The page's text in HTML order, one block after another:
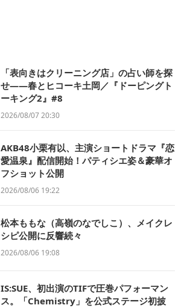
「表向きはクリーニング店」の占い師を探
せ——春とヒコーキ土岡／『ドーピングト
ーキング2』#8
2026/08/07 20:30
AKB48小栗有以、主演ショートドラマ『恋
愛温泉』配信開始！パティシエ姿＆豪華オ
フショット公開
2026/08/06 19:22
松本ももな（高嶺のなでしこ）、メイクレ
シピ公開に反響続々
2026/08/06 19:08
IS:SUE、初出演のTIFで圧巻パフォーマン
ス。「Chemistry」を公式ステージ初披